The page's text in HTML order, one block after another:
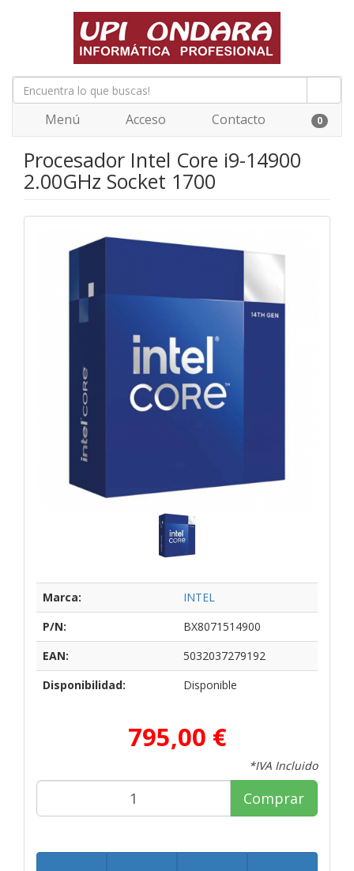
Menú Acceso Contacto 0
Procesador Intel Core i9-14900
2.00GHz Socket 1700
Marca:
INTEL
P/N:
BX8071514900
EAN:
5032037279192
Disponibilidad:
Disponible
795,00 €
*IVA Incluido
Comprar